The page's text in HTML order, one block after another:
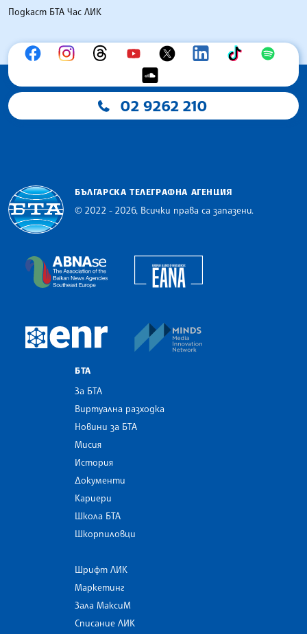
Подкаст БТА Час ЛИК
02 9262 210
БЪЛГАРСКА ТЕЛЕГРАФНА АГЕНЦИЯ
© 2022 - 2026, Всички права са запазени.
The Assocoation of the Balkan News Agencies
European Newsroom
БТА
За БТА
Виртуална разходка
Новини за БТА
Мисия
История
Документи
Кариери
Школа БТА
Шкорпиловци
Шрифт ЛИК
Маркетинг
Зала МаксиМ
Списание ЛИК